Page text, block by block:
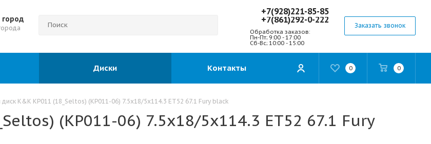
+7(928)221-85-85
+7(861)292-0-222
Обработка заказов:
Пн-Пт; 9:00 - 17:00
Сб-Вс; 10:00 - 15:00
Заказать звонок
0 0
Диски Контакты
K&K KP011 (18_Seltos) (КР011-06) 7.5x18/5x114.3 ET52 67.1 Fury black
(КР011-06) 7.5x18/5x114.3 ET52 67.1 Fury